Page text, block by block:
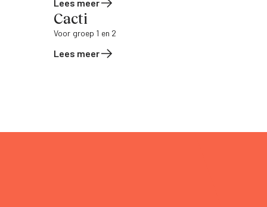
Lees meer
Cacti
Voor groep 1 en 2
Lees meer